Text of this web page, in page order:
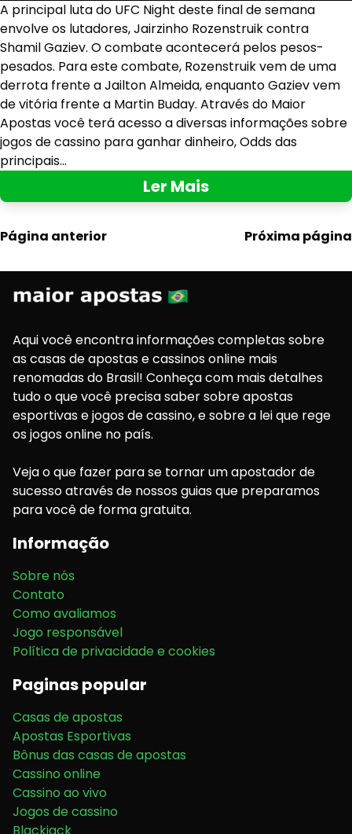
A principal luta do UFC Night deste final de semana
envolve os lutadores, Jairzinho Rozenstruik contra
Shamil Gaziev. O combate acontecerá pelos pesos-
pesados. Para este combate, Rozenstruik vem de uma
derrota frente a Jailton Almeida, enquanto Gaziev vem
de vitória frente a Martin Buday. Através do Maior
Apostas você terá acesso a diversas informações sobre
jogos de cassino para ganhar dinheiro, Odds das
principais…
Ler Mais
N
v
Próxima página
Página anterior
Aqui você encontra informações completas sobre
as casas de apostas e cassinos online mais
renomadas do Brasil! Conheça com mais detalhes
tudo o que você precisa saber sobre apostas
esportivas e jogos de cassino, e sobre a lei que rege
os jogos online no país.
Veja o que fazer para se tornar um apostador de
sucesso através de nossos guias que preparamos
para você de forma gratuita.
Informação
Sobre nós
Contato
Como avaliamos
Jogo responsável
Política de privacidade e cookies
Paginas popular
Casas de apostas
Apostas Esportivas
Bônus das casas de apostas
Cassino online
Cassino ao vivo
Jogos de cassino